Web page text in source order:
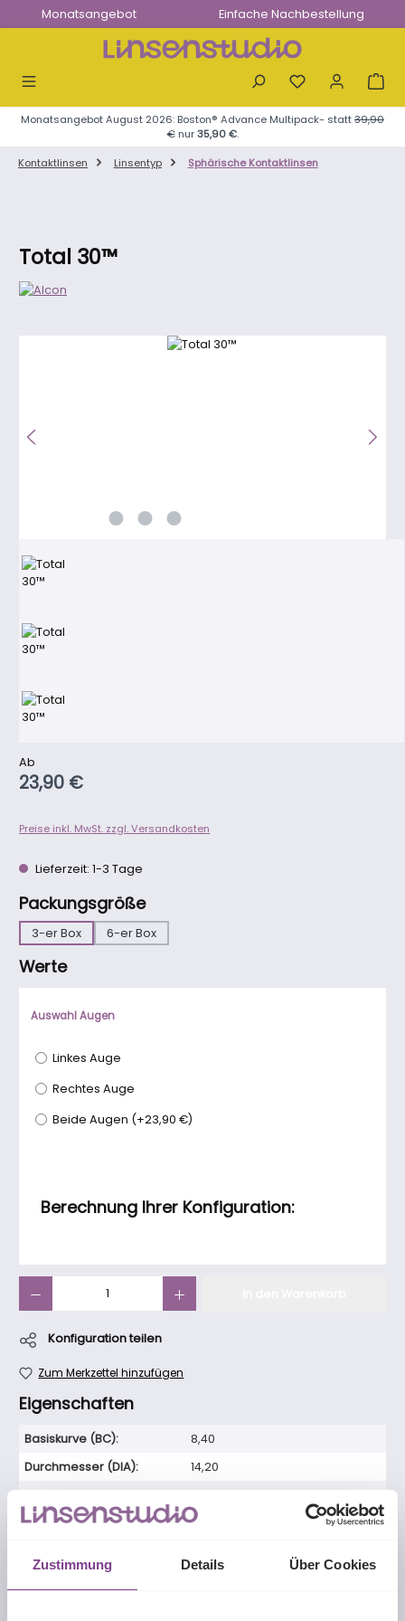
Zustimmung Details Über Cookies
Zum Hauptinhalt springen
Monatsangebot Einfache Nachbestellung
Monatsangebot August 2026: Boston® Advance Multipack- statt39,90
€nur35,90 €.
Kontaktlinsen
Linsentyp Sphärische Kontaktlinsen
Total 30™
Bildergalerie überspringen
Ab
23,90 €
Preise inkl. MwSt. zzgl. Versandkosten
Lieferzeit: 1-3 Tage
Packungsgrößeauswählen
3-er Box 6-er Box
Werte
Auswahl Augen
Linkes Auge
Rechtes Auge
Beide Augen (+23,90 €)
Berechnung Ihrer Konfiguration:
Konfiguration teilen
Zum Merkzettel hinzufügen
Eigenschaften
Basiskurve (BC):
8,40
Durchmesser (DIA):
14,20
Filtereigenschaften
Linsentyp:
sphärisch